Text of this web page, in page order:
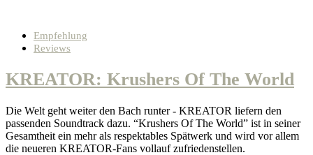
Empfehlung
Reviews
KREATOR: Krushers Of The World
Die Welt geht weiter den Bach runter - KREATOR liefern den
passenden Soundtrack dazu. “Krushers Of The World” ist in seiner
Gesamtheit ein mehr als respektables Spätwerk und wird vor allem
die neueren KREATOR-Fans vollauf zufriedenstellen.